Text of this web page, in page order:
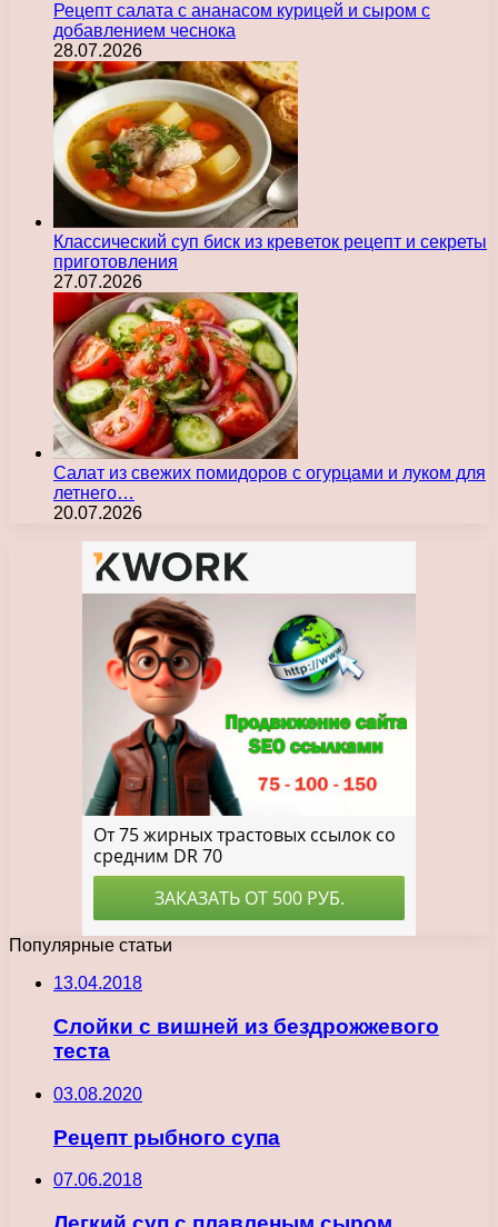
Рецепт салата с ананасом курицей и сыром с
добавлением чеснока
28.07.2026
Классический суп биск из креветок рецепт и секреты
приготовления
27.07.2026
Салат из свежих помидоров с огурцами и луком для
летнего…
20.07.2026
Популярные статьи
13.04.2018
Слойки с вишней из бездрожжевого
теста
03.08.2020
Рецепт рыбного супа
07.06.2018